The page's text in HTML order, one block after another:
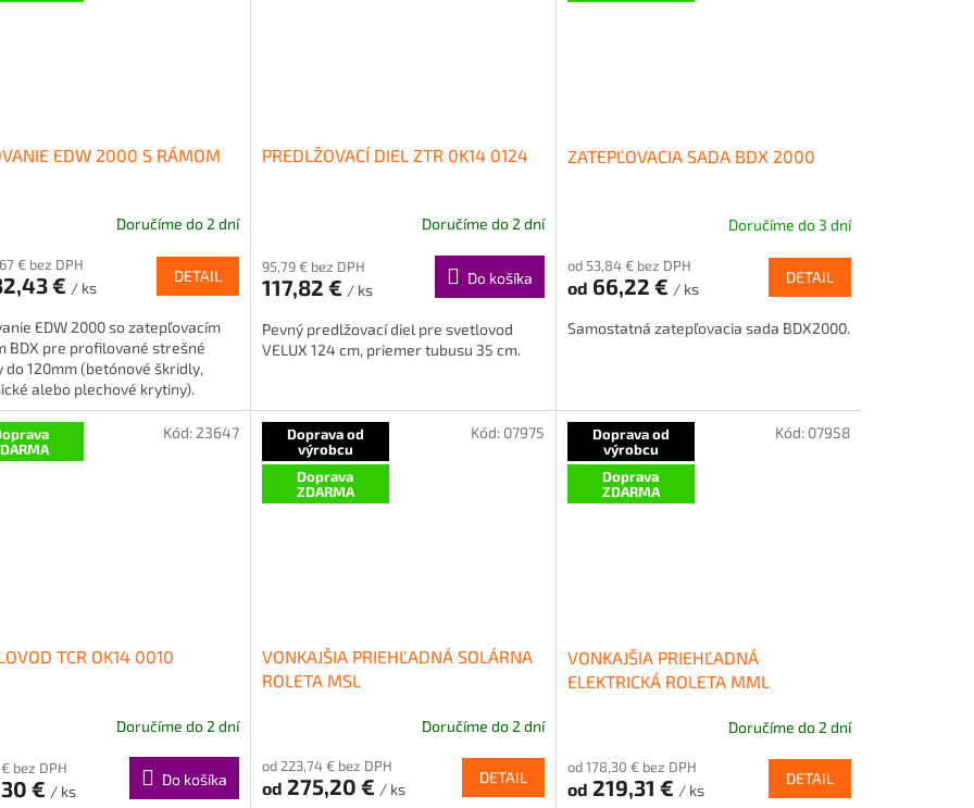
EDW 2000 S RÁMOM
Doručíme do 2 dní
€ bez DPH
€ / ks
DETAIL
EDW 2000 so zatepľovacím
BDX pre profilované strešné
do 120mm (betónové škridly,
alebo plechové krytiny).
PREDLŽOVACÍ DIEL ZTR 0K14 0124
Doručíme do 2 dní
95,79 € bez DPH
117,82 € / ks
Do košíka
Pevný predlžovací diel pre svetlovod
VELUX 124 cm, priemer tubusu 35 cm.
ZATEPĽOVACIA SADA BDX 2000
Doručíme do 3 dní
od 53,84 € bez DPH
od 66,22 € / ks
DETAIL
Samostatná zatepľovacia sada BDX2000.
TCR OK14 0010
Doručíme do 2 dní
bez DPH
€ / ks
Do košíka
Kód: 23647
Doprava od
výrobcu
Doprava
ZDARMA
VONKAJŠIA PRIEHĽADNÁ SOLÁRNA
ROLETA MSL
Doručíme do 2 dní
od 223,74 € bez DPH
od 275,20 € / ks
DETAIL
Kód: 07975
Doprava od
výrobcu
Doprava
ZDARMA
VONKAJŠIA PRIEHĽADNÁ
ELEKTRICKÁ ROLETA MML
Doručíme do 2 dní
od 178,30 € bez DPH
od 219,31 € / ks
DETAIL
Kód: 07958